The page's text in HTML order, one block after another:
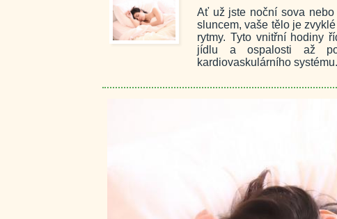
Ať už jste noční sova
sluncem, vaše tělo je
rytmy. Tyto vnitřní hodiny
jídlu a ospalosti až
kardiovaskulárního systému.